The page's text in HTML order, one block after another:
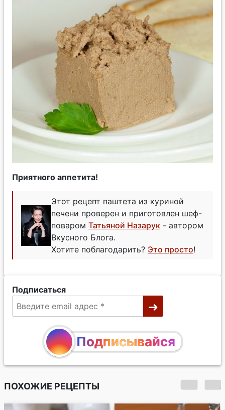
Приятного аппетита!
Этот рецепт паштета из куриной
печени проверен и приготовлен шеф-
поваром Татьяной Назарук - автором
Вкусного Блога.
Хотите поблагодарить? Это просто!
Подписаться
Подписывайся
ПОХОЖИЕ РЕЦЕПТЫ